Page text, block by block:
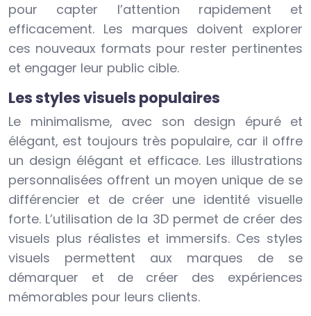
pour capter l’attention rapidement et
efficacement. Les marques doivent explorer
ces nouveaux formats pour rester pertinentes
et engager leur public cible.
Les styles visuels populaires
Le minimalisme, avec son design épuré et
élégant, est toujours très populaire, car il offre
un design élégant et efficace. Les illustrations
personnalisées offrent un moyen unique de se
différencier et de créer une identité visuelle
forte. L’utilisation de la 3D permet de créer des
visuels plus réalistes et immersifs. Ces styles
visuels permettent aux marques de se
démarquer et de créer des expériences
mémorables pour leurs clients.